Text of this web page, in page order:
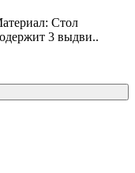
Стол
3 выдви..